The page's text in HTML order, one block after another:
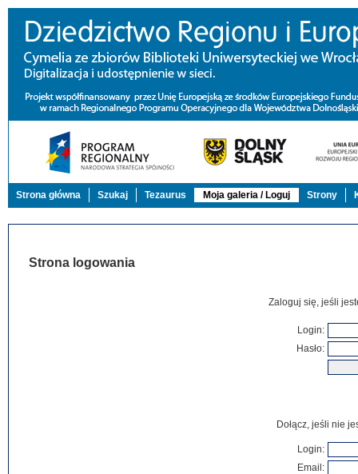
Strona główna Szukaj Tezaurus Moja galeria / Loguj Strony
Strona logowania
Zaloguj się, jeśli
Login:
Hasło:
Dołącz, jeśli nie
Login:
Email: